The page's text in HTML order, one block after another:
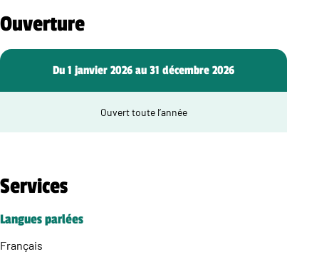
Ouverture
Du 1 janvier 2026 au 31 décembre 2026
Ouvert toute l’année
Services
Langues parlées
Français